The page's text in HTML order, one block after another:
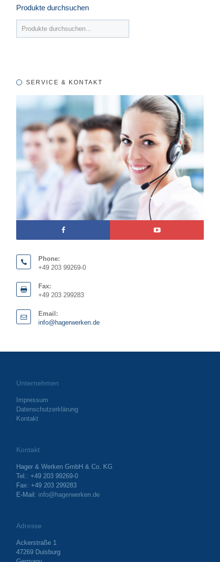
Produkte durchsuchen
SERVICE & KONTAKT
Phone:
+49 203 99269-0
Fax:
+49 203 299283
Email:
info@hagerwerken.de
Unternehmen
Impressum
Datenschutzerklärung
Kontakt
Kontakt
Hager & Werken GmbH & Co. KG
Tel.: +49 203 99269-0
Fax: +49 203 299283
E-Mail: info@hagerwerken.de
Adresse
Ackerstraße 1
47269 Duisburg